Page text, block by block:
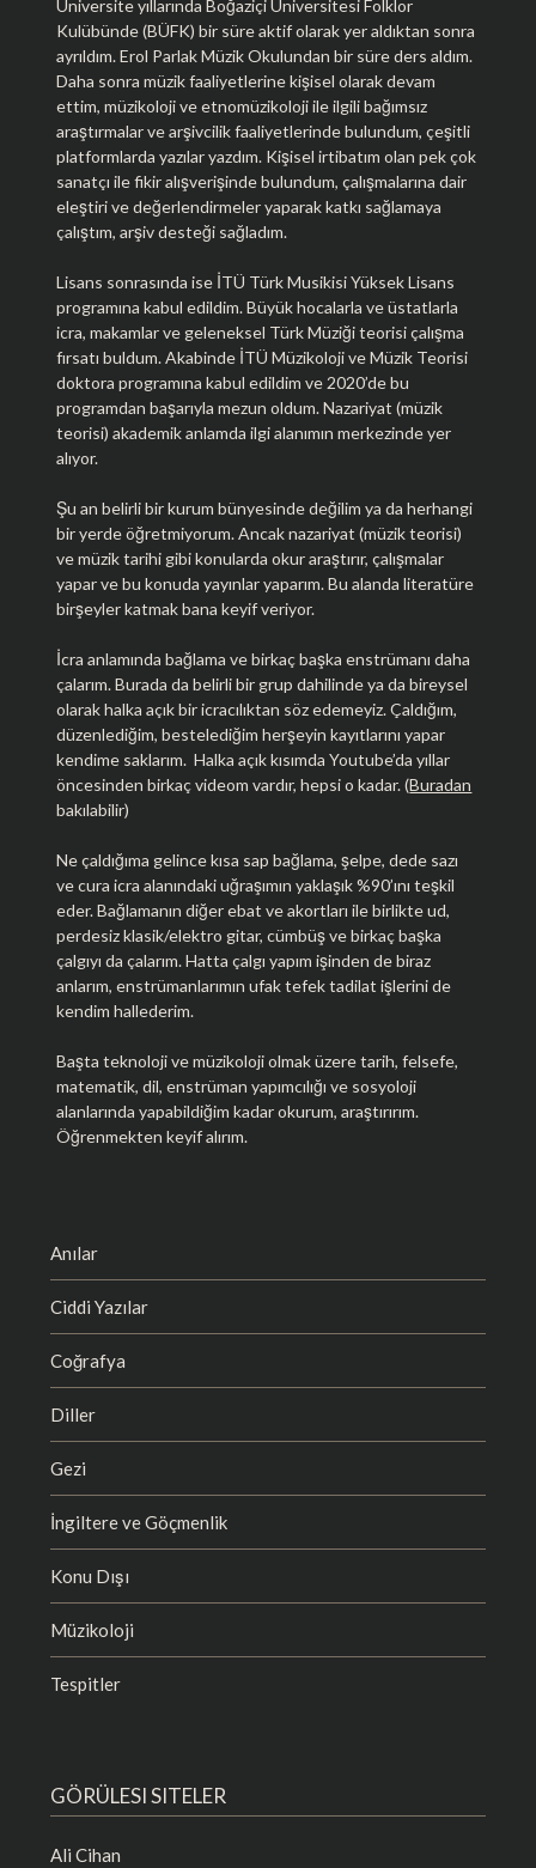
Üniversite yıllarında Boğaziçi Üniversitesi Folklor
Kulübünde (BÜFK) bir süre aktif olarak yer aldıktan sonra
ayrıldım. Erol Parlak Müzik Okulundan bir süre ders aldım.
Daha sonra müzik faaliyetlerine kişisel olarak devam
ettim, müzikoloji ve etnomüzikoloji ile ilgili bağımsız
araştırmalar ve arşivcilik faaliyetlerinde bulundum, çeşitli
platformlarda yazılar yazdım. Kişisel irtibatım olan pek çok
sanatçı ile fikir alışverişinde bulundum, çalışmalarına dair
eleştiri ve değerlendirmeler yaparak katkı sağlamaya
çalıştım, arşiv desteği sağladım.
Lisans sonrasında ise İTÜ Türk Musikisi Yüksek Lisans
programına kabul edildim. Büyük hocalarla ve üstatlarla
icra, makamlar ve geleneksel Türk Müziği teorisi çalışma
fırsatı buldum. Akabinde İTÜ Müzikoloji ve Müzik Teorisi
doktora programına kabul edildim ve 2020’de bu
programdan başarıyla mezun oldum. Nazariyat (müzik
teorisi) akademik anlamda ilgi alanımın merkezinde yer
alıyor.
Şu an belirli bir kurum bünyesinde değilim ya da herhangi
bir yerde öğretmiyorum. Ancak nazariyat (müzik teorisi)
ve müzik tarihi gibi konularda okur araştırır, çalışmalar
yapar ve bu konuda yayınlar yaparım. Bu alanda literatüre
birşeyler katmak bana keyif veriyor.
İcra anlamında bağlama ve birkaç başka enstrümanı daha
çalarım. Burada da belirli bir grup dahilinde ya da bireysel
olarak halka açık bir icracılıktan söz edemeyiz. Çaldığım,
düzenlediğim, bestelediğim herşeyin kayıtlarını yapar
kendime saklarım. Halka açık kısımda Youtube’da yıllar
öncesinden birkaç videom vardır, hepsi o kadar. (Buradan
bakılabilir)
Ne çaldığıma gelince kısa sap bağlama, şelpe, dede sazı
ve cura icra alanındaki uğraşımın yaklaşık %90’ını teşkil
eder. Bağlamanın diğer ebat ve akortları ile birlikte ud,
perdesiz klasik/elektro gitar, cümbüş ve birkaç başka
çalgıyı da çalarım. Hatta çalgı yapım işinden de biraz
anlarım, enstrümanlarımın ufak tefek tadilat işlerini de
kendim hallederim.
Başta teknoloji ve müzikoloji olmak üzere tarih, felsefe,
matematik, dil, enstrüman yapımcılığı ve sosyoloji
alanlarında yapabildiğim kadar okurum, araştırırım.
Öğrenmekten keyif alırım.
Anılar
Ciddi Yazılar
Coğrafya
Diller
Gezi
İngiltere ve Göçmenlik
Konu Dışı
Müzikoloji
Tespitler
GÖRÜLESI SITELER
Ali Cihan